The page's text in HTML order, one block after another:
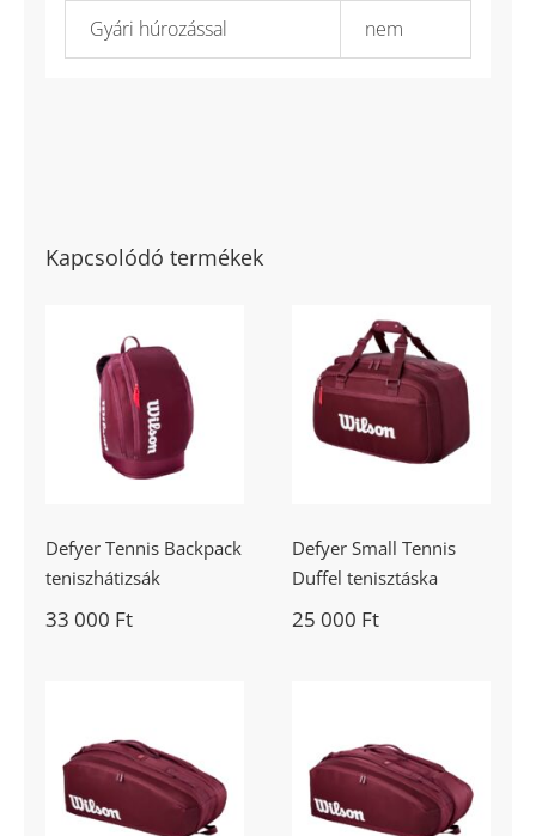
Gyári húrozással nem
Kapcsolódó termékek
Defyer Tennis
Backpack
teniszhátizsák
Defyer Tennis Backpack
teniszhátizsák
33 000 Ft
Defyer Small
Tennis Duffel
tenisztáska
Defyer Small Tennis
Duffel tenisztáska
25 000 Ft
Defyer Racket
bag 9 PK
tenisztáska
Defyer Racket
bag 15 PK
tenisztáska